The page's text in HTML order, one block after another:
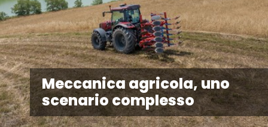
Meccanica agricola, uno
scenario complesso